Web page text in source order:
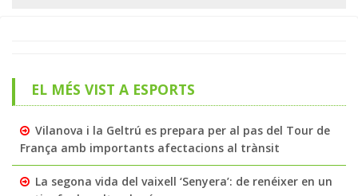
EL MÉS VIST A ESPORTS
Vilanova i la Geltrú es prepara per al pas del Tour de
França amb importants afectacions al trànsit
La segona vida del vaixell ‘Senyera’: de renéixer en un